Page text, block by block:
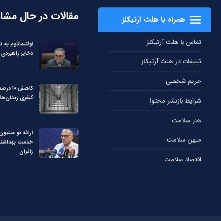
همراه با هلث آرتیکلز
تماس با هلث آرتیکلز
تبلیغات در هلث آرتیکلز
حریم شخصی
شرایط بازنشر محتوا
هنر سلامت
میهن سلامت
اقتصاد سلامت
مقالات در حال
اولتیماتوم به
ذخایر راهبردی
کاهش
کیفری
خدمت
زائران